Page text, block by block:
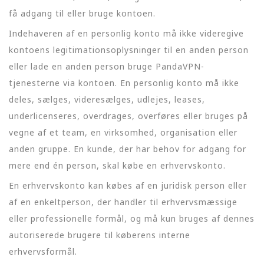
få adgang til eller bruge kontoen.
Indehaveren af en personlig konto må ikke videregive
kontoens legitimationsoplysninger til en anden person
eller lade en anden person bruge PandaVPN-
tjenesterne via kontoen. En personlig konto må ikke
deles, sælges, videresælges, udlejes, leases,
underlicenseres, overdrages, overføres eller bruges på
vegne af et team, en virksomhed, organisation eller
anden gruppe. En kunde, der har behov for adgang for
mere end én person, skal købe en erhvervskonto.
En erhvervskonto kan købes af en juridisk person eller
af en enkeltperson, der handler til erhvervsmæssige
eller professionelle formål, og må kun bruges af dennes
autoriserede brugere til køberens interne
erhvervsformål.